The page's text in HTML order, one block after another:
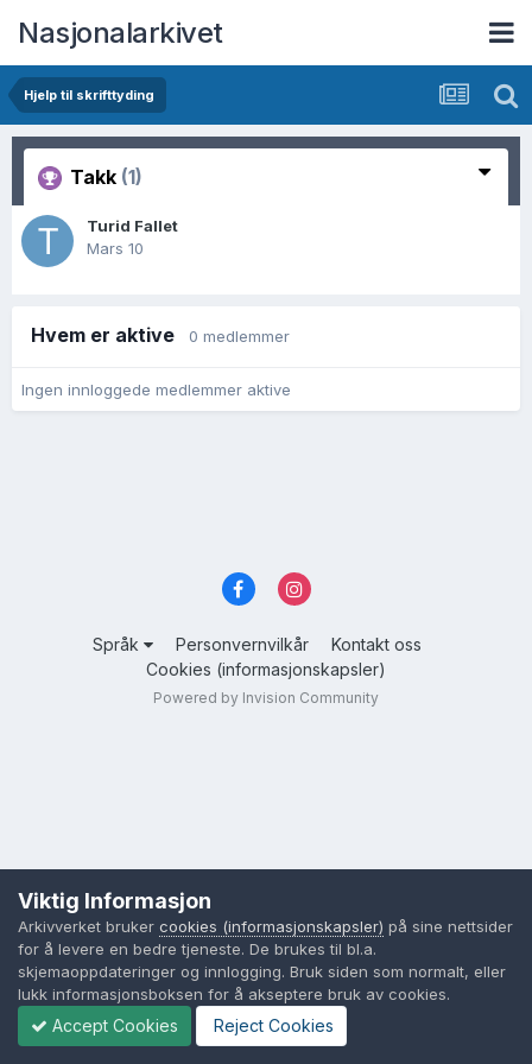
Nasjonalarkivet
Hjelp til skrifttyding
Takk (1)
Turid Fallet
Mars 10
Hvem er aktive 0 medlemmer
Ingen innloggede medlemmer aktive
Språk Personvernvilkår
Kontakt oss
Cookies (informasjonskapsler)
Powered by Invision Community
Viktig Informasjon
Arkivverket bruker cookies (informasjonskapsler) på sine nettsider
for å levere en bedre tjeneste. De brukes til bl.a.
skjemaoppdateringer og innlogging. Bruk siden som normalt, eller
lukk informasjonsboksen for å akseptere bruk av cookies.
Accept Cookies Reject Cookies